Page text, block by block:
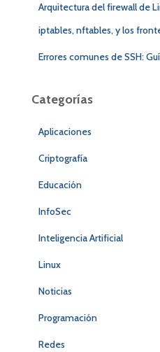
Arquitectura del firewall de
iptables, nftables, y los
Errores comunes de SSH:
Categorías
Aplicaciones
Criptografía
Educación
InfoSec
Inteligencia Artificial
Linux
Noticias
Programación
Redes